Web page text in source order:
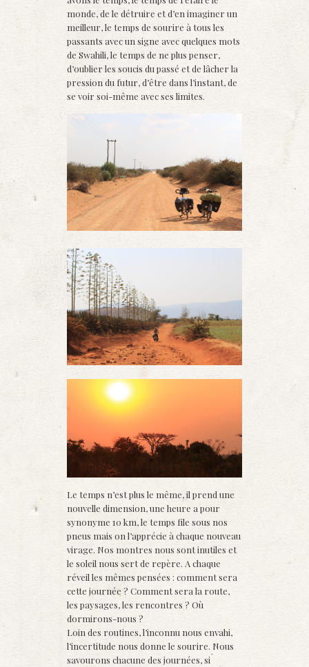
monde, de le détruire et d’en imaginer un
meilleur, le temps de sourire à tous les
passants avec un signe avec quelques mots
de Swahili, le temps de ne plus penser,
d’oublier les soucis du passé et de lâcher la
pression du futur, d’être dans l’instant, de
se voir soi-même avec ses limites.
Le temps n’est plus le même, il prend une
nouvelle dimension, une heure a pour
synonyme 10 km, le temps file sous nos
pneus mais on l’apprécie à chaque nouveau
virage. Nos montres nous sont inutiles et
le soleil nous sert de repère. A chaque
réveil les mêmes pensées : comment sera
cette journée ? Comment sera la route,
les paysages, les rencontres ? Où
dormirons-nous ?
Loin des routines, l’inconnu nous envahi,
l’incertitude nous donne le sourire. Nous
savourons chacune des journées, si